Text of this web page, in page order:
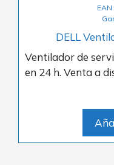
DELL
Ventilador de
en 24 h. Venta a